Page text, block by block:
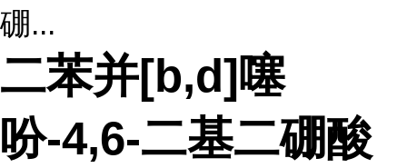
硼...
二苯并[b,d]噻
吩-4,6-二基二硼酸